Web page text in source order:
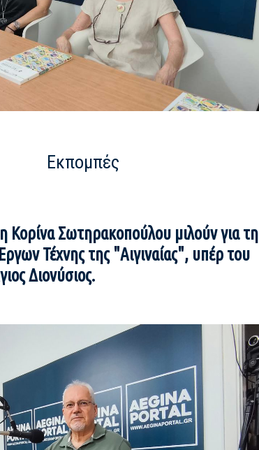
Εκπομπές
Κορίνα Σωτηρακοπούλου μιλούν για τη
Τέχνης της "Αιγιναίας", υπέρ του
Διονύσιος.